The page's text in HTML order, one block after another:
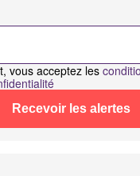
vous acceptez les
Recevoir les alertes